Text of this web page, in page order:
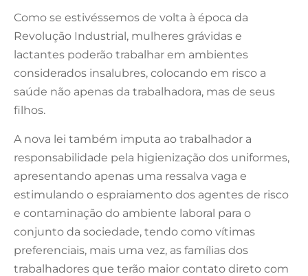
Como se estivéssemos de volta à época da
Revolução Industrial, mulheres grávidas e
lactantes poderão trabalhar em ambientes
considerados insalubres, colocando em risco a
saúde não apenas da trabalhadora, mas de seus
filhos.
A nova lei também imputa ao trabalhador a
responsabilidade pela higienização dos uniformes,
apresentando apenas uma ressalva vaga e
estimulando o espraiamento dos agentes de risco
e contaminação do ambiente laboral para o
conjunto da sociedade, tendo como vítimas
preferenciais, mais uma vez, as famílias dos
trabalhadores que terão maior contato direto com